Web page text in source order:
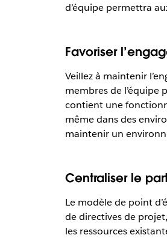
d’équipe permettra
Favoriser
Veillez à maintenir
membres de l’équipe
contient une
même dans des
maintenir un
Centraliser le
Le modèle de point
de directives de
les ressources